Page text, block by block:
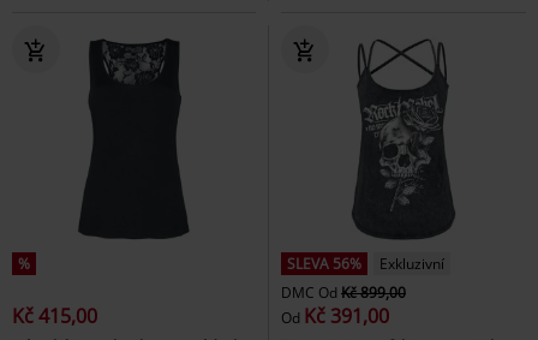
%
Kč 415,00
SLEVA 56%
Exkluzivní
DMC Od Kč 899,00
Od Kč 391,00